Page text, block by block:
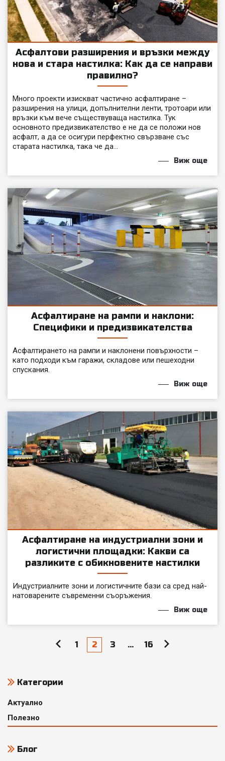
Асфалтови разширения и връзки между
нова и стара настилка: Как да се направи
правилно?
Много проекти изискват частично асфалтиране –
разширения на улици, допълнителни ленти, тротоари или
връзки към вече съществуваща настилка. Тук
основното предизвикателство е не да се положи нов
асфалт, а да се осигури перфектно свързване със
старата настилка, така че да...
Виж още
Асфалтиране на рампи и наклони:
Специфики и предизвикателства
Асфалтирането на рампи и наклонени повърхности –
като подходи към гаражи, складове или пешеходни
спускания.
Виж още
Асфалтиране на индустриални зони и
логистични площадки: Какви са
разликите с обикновените настилки
Индустриалните зони и логистичните бази са сред най-
натоварените съвременни съоръжения.
Виж още
Разделяне
публикациите
страници
1 2 3 … 16
Категории
Актуално
Полезно
Блог